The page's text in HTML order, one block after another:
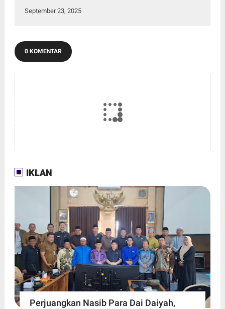
September 23, 2025
0 KOMENTAR
IKLAN
Perjuangkan Nasib Para Dai Daiyah,